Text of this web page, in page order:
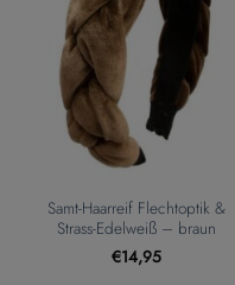
Samt-Haarreif Flechtoptik &
Strass-Edelweiß – braun
€14,95